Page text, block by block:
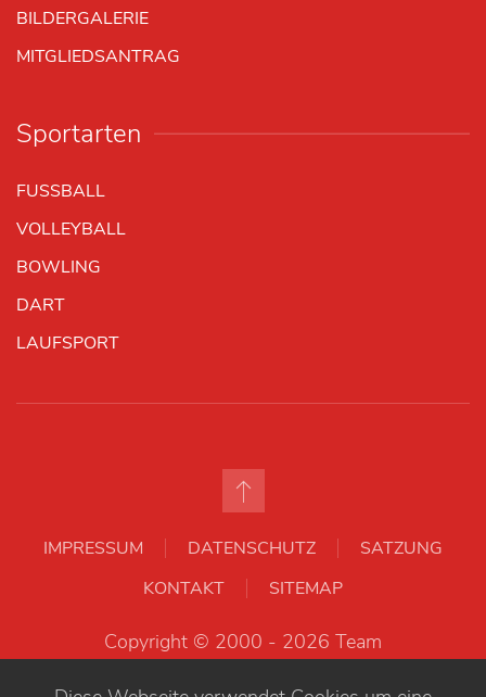
BILDERGALERIE
MITGLIEDSANTRAG
Sportarten
FUSSBALL
VOLLEYBALL
BOWLING
DART
LAUFSPORT
IMPRESSUM DATENSCHUTZ
SATZUNG
KONTAKT
SITEMAP
Copyright © 2000 - 2026 Team